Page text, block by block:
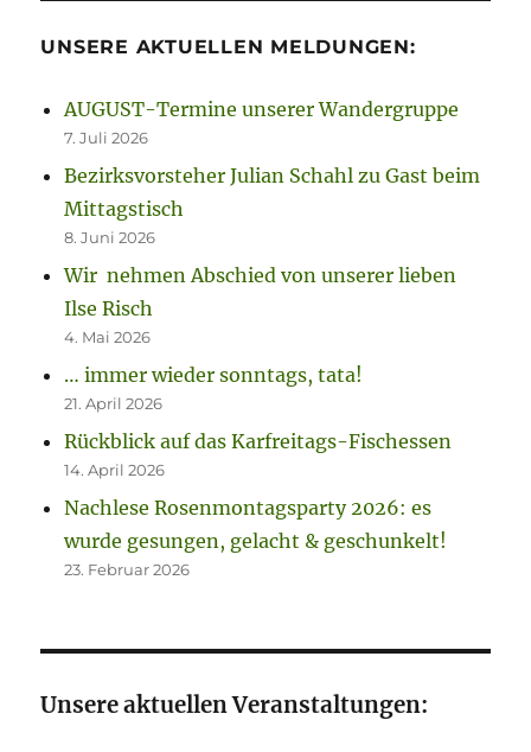
UNSERE AKTUELLEN MELDUNGEN:
AUGUST-Termine unserer Wandergruppe
7. Juli 2026
Bezirksvorsteher Julian Schahl zu Gast beim
Mittagstisch
8. Juni 2026
Wir nehmen Abschied von unserer lieben
Ilse Risch
4. Mai 2026
… immer wieder sonntags, tata!
21. April 2026
Rückblick auf das Karfreitags-Fischessen
14. April 2026
Nachlese Rosenmontagsparty 2026: es
wurde gesungen, gelacht & geschunkelt!
23. Februar 2026
Unsere aktuellen Veranstaltungen: